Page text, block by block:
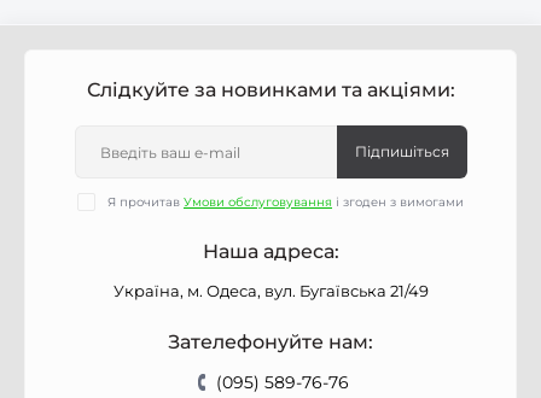
Слідкуйте за новинками та акціями:
Підпишіться
Я прочитав Умови обслуговування і згоден з вимогами
Наша адреса:
Україна, м. Одеса, вул. Бугаївська 21/49
Зателефонуйте нам:
(095) 589-76-76